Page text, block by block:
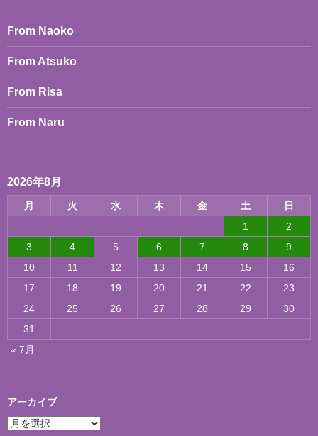
ョ
ン
From Naoko
From Atsuko
From Risa
From Naru
2026年8月
月 火 水 木 金 土
日
1
2
3
4 5 6 7 8
9
10
11 12 13 14 15
16
17
18 19 20 21 22
23
24
25 26 27 28 29
30
31
« 7月
アーカイブ
ア